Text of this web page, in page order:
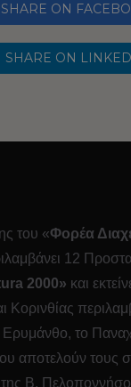
SHARE ON
SHARE ON
του «Φορέα
12
2000» και
Κορινθίας
Ερυμάνθο, το
αποτελούν τους
της Β.